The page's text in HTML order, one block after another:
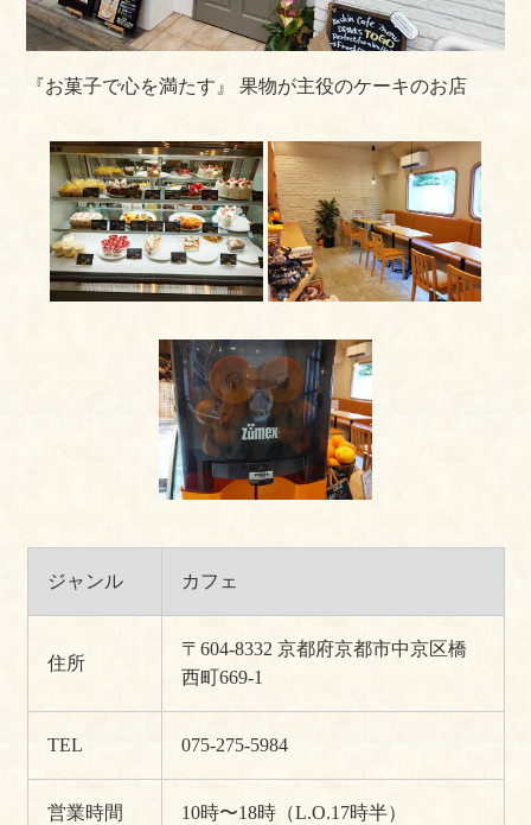
『お菓子で心を満たす』 果物が主役のケーキのお店
ジャンル カフェ
住所
〒604-8332 京都府京都市中京区橋
西町669-1
TEL 075-275-5984
営業時間 10時〜18時（L.O.17時半）